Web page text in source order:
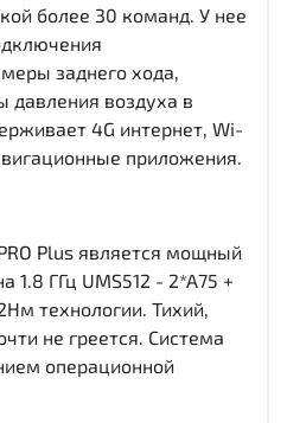
более 30 команд. У нее
заднего хода,
давления воздуха в
4G интернет, Wi-
приложения.
Plus является мощный
1.8 ГГц UMS512 - 2*A75 +
технологии. Тихий,
не греется. Система
операционной